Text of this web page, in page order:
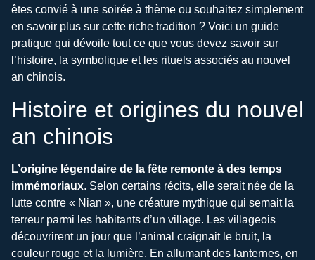
êtes convié à une soirée à thème ou souhaitez simplement
en savoir plus sur cette riche tradition ? Voici un guide
pratique qui dévoile tout ce que vous devez savoir sur
l’histoire, la symbolique et les rituels associés au nouvel
an chinois.
Histoire et origines du nouvel
an chinois
L’origine légendaire de la fête remonte à des temps
immémoriaux. Selon certains récits, elle serait née de la
lutte contre « Nian », une créature mythique qui semait la
terreur parmi les habitants d’un village. Les villageois
découvrirent un jour que l’animal craignait le bruit, la
couleur rouge et la lumière. En allumant des lanternes, en